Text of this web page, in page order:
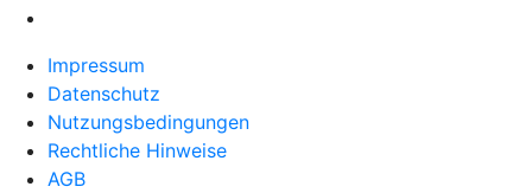
Impressum
Datenschutz
Nutzungsbedingungen
Rechtliche Hinweise
AGB